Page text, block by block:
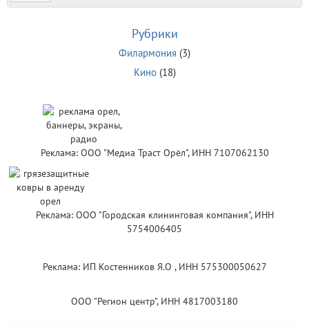
Рубрики
Филармония (3)
Кино(18)
Реклама: ООО "Медиа Траст Орёл", ИНН 7107062130
Реклама: ООО "Городская клининговая компания", ИНН
5754006405
Реклама: ИП Костенников Я.О , ИНН 575300050627
ООО "Регион центр", ИНН 4817003180